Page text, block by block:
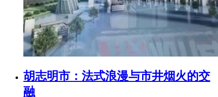
胡志明市：法式浪漫与市井烟火的交
融